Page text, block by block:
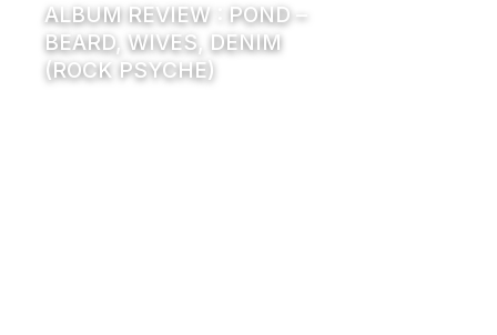
ALBUM REVIEW : POND –
BEARD, WIVES, DENIM
(ROCK PSYCHE)